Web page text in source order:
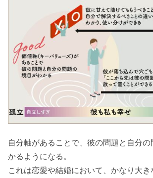
自分軸があることで、彼の問題と自分
かるようになる。
これは恋愛や結婚において、かなり大き